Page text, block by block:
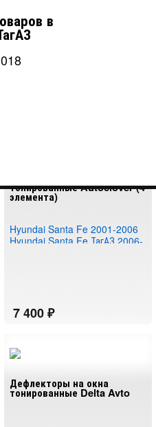
в
все модели
тонированные Autoclover (4
элемента)
Hyundai Santa Fe 2001-2006
Hyundai Santa Fe ТагАЗ 2006-
Дефлекторы на окна
тонированные Delta Avto